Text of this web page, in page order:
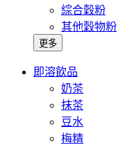
綜合穀粉
其他穀物粉
更多
即溶飲品
奶茶
抹茶
豆水
梅精